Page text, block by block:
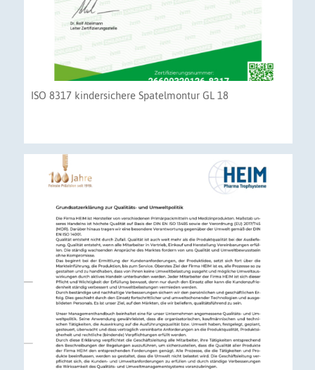
ISO 8317 kindersichere Spatelmontur GL 18